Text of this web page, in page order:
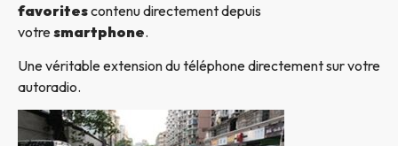
favoritescontenu directement depuis
votresmartphone.
Une véritable extension du téléphone directement sur votre
autoradio.